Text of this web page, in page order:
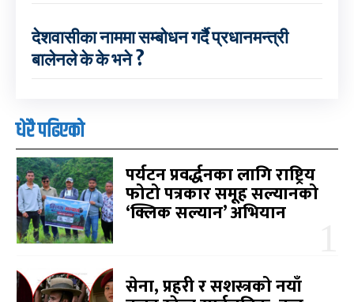
देशवासीका नाममा सम्बोधन गर्दै प्रधानमन्त्री
बालेनले के के भने ?
धेरै पढिएको
पर्यटन प्रवर्द्धनका लागि राष्ट्रिय
फोटो पत्रकार समूह सल्यानको
‘क्लिक सल्यान’ अभियान
सेना, प्रहरी र सशस्त्रको नयाँ